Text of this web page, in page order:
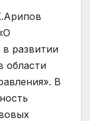
развитии
области
В